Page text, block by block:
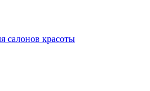
салонов красоты